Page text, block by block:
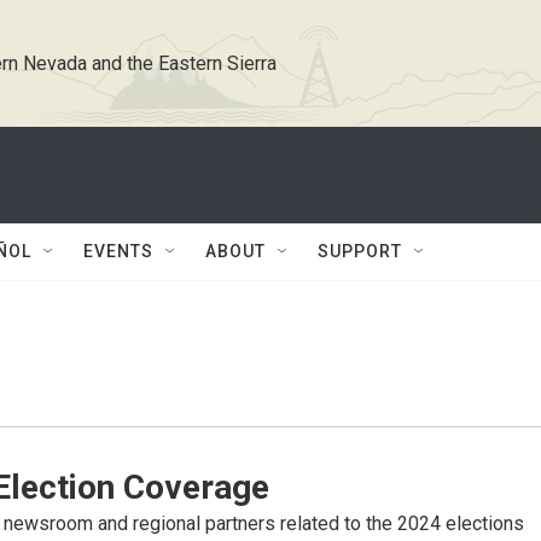
Nevada and the Eastern Sierra
EVENTS ABOUT SUPPORT
Coverage
and regional partners related to the 2024 elections